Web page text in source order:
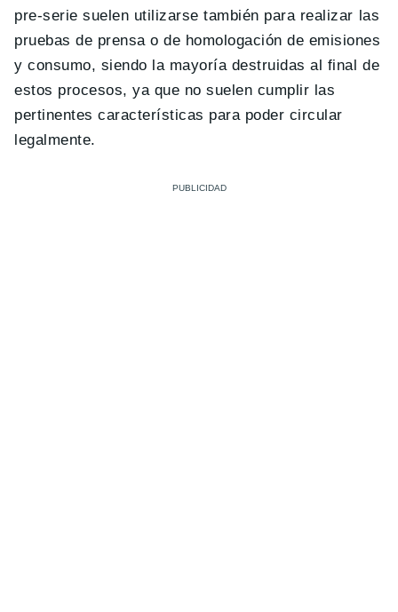
pre-serie suelen utilizarse también para realizar las
pruebas de prensa o de homologación de emisiones
y consumo, siendo la mayoría destruidas al final de
estos procesos, ya que no suelen cumplir las
pertinentes características para poder circular
legalmente.